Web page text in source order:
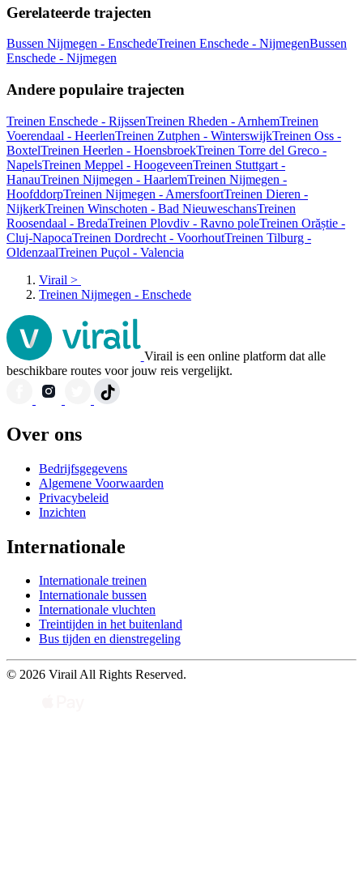
Gerelateerde trajecten
Bussen Nijmegen - EnschedeTreinen Enschede - NijmegenBussen
Enschede - Nijmegen
Andere populaire trajecten
Treinen Enschede - RijssenTreinen Rheden - ArnhemTreinen
Voerendaal - HeerlenTreinen Zutphen - WinterswijkTreinen Oss -
BoxtelTreinen Heerlen - HoensbroekTreinen Torre del Greco -
NapelsTreinen Meppel - HoogeveenTreinen Stuttgart -
HanauTreinen Nijmegen - HaarlemTreinen Nijmegen -
HoofddorpTreinen Nijmegen - AmersfoortTreinen Dieren -
NijkerkTreinen Winschoten - Bad NieuweschansTreinen
Roosendaal - BredaTreinen Plovdiv - Ravno poleTreinen Orăștie -
Cluj-NapocaTreinen Dordrecht - VoorhoutTreinen Tilburg -
OldenzaalTreinen Puçol - Valencia
Virail >
Treinen Nijmegen - Enschede
Virail is een online platform dat alle
beschikbare routes voor jouw reis vergelijkt.
Over ons
Bedrijfsgegevens
Algemene Voorwaarden
Privacybeleid
Inzichten
Internationale
Internationale treinen
Internationale bussen
Internationale vluchten
Treintijden in het buitenland
Bus tijden en dienstregeling
© 2026 Virail All Rights Reserved.